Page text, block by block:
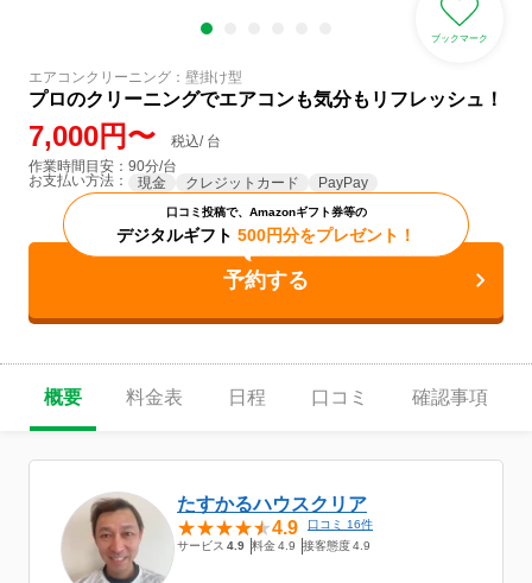
ブックマーク
エアコンクリーニング：壁掛け型
プロのクリーニングでエアコンも気分もリフレッシュ！
7,000円〜
税込/ 台
作業時間目安：90分/台
お支払い方法：
現金 クレジットカード PayPay
口コミ投稿で、Amazonギフト券等の
デジタルギフト 500円分をプレゼント！
予約する
概要 料金表 日程 口コミ 確認事項
たすかるハウスクリア
4.9
口コミ 16件
サービス 4.9 料金4.9 接客態度4.9